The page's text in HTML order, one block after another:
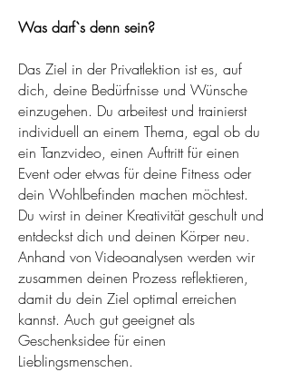
Was darf`s denn sein?
Das Ziel in der Privatlektion ist es, auf
dich, deine Bedürfnisse und Wünsche
einzugehen. Du arbeitest und trainierst
individuell an einem Thema, egal ob du
ein Tanzvideo, einen Auftritt für einen
Event oder etwas für deine Fitness oder
dein Wohlbefinden machen möchtest.
Du wirst in deiner Kreativität geschult und
entdeckst dich und deinen Körper neu.
Anhand von Videoanalysen werden wir
zusammen deinen Prozess reflektieren,
damit du dein Ziel optimal erreichen
kannst. Auch gut geeignet als
Geschenksidee für einen
Lieblingsmenschen.